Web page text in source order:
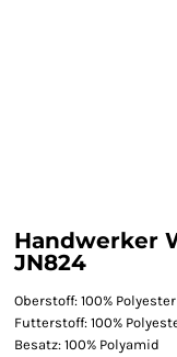
Handwerker
JN824
Oberstoff: 100% Polyester
Futterstoff: 100%
Besatz: 100% Polyamid